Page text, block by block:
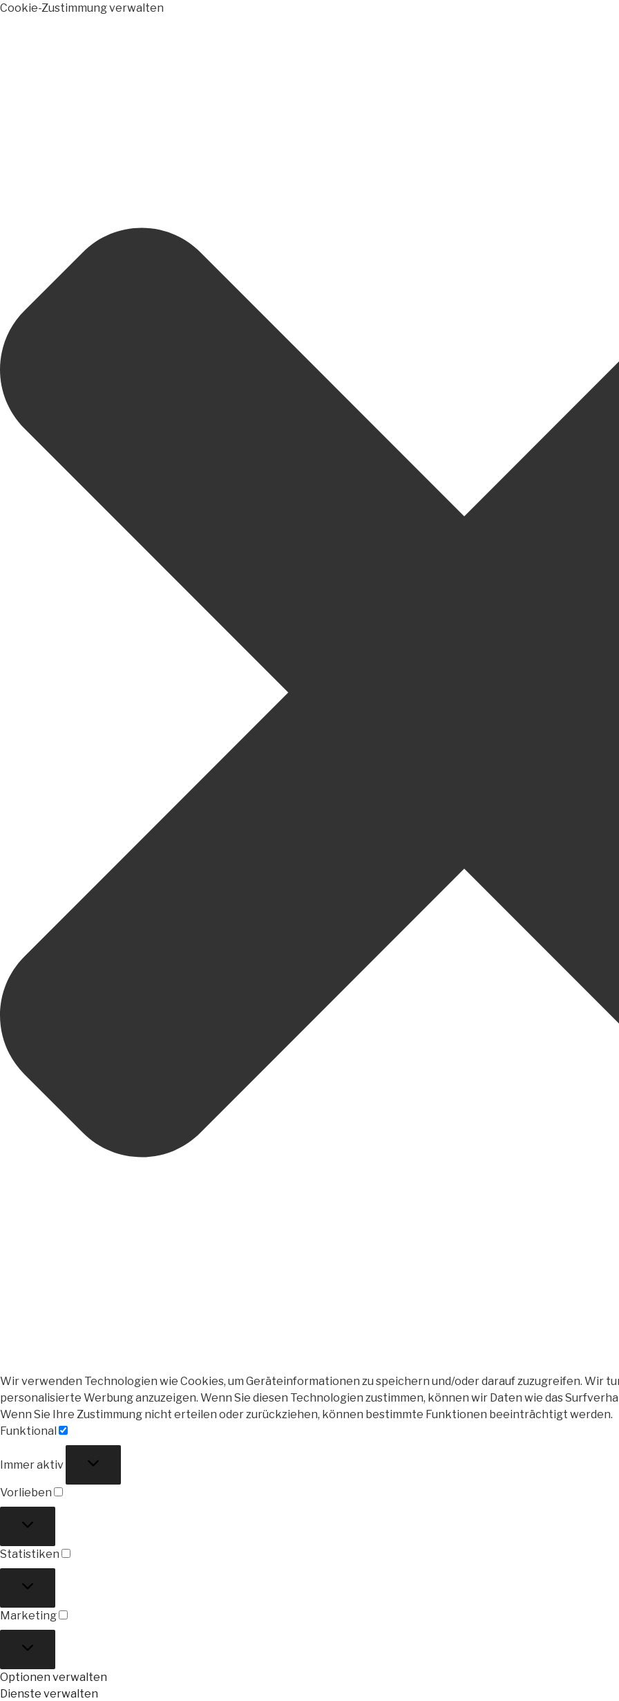
Cookie-Zustimmung verwalten
Wir verwenden Technologien wie Cookies, um Geräteinformationen zu speichern und/oder darauf zuzugreifen. Wir
personalisierte Werbung anzuzeigen. Wenn Sie diesen Technologien zustimmen, können wir Daten wie das
Wenn Sie Ihre Zustimmung nicht erteilen oder zurückziehen, können bestimmte Funktionen beeinträchtigt werden.
Funktional
Immer aktiv
Vorlieben
Statistiken
Marketing
Optionen verwalten
Dienste verwalten